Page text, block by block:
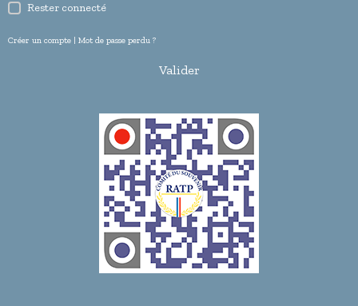
Rester connecté
Créer un compte | Mot de passe perdu ?
Valider